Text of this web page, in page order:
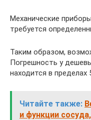
Механические
требуется
Таким образом,
Погрешность у
находится в пределах
Читайте также:
и функции